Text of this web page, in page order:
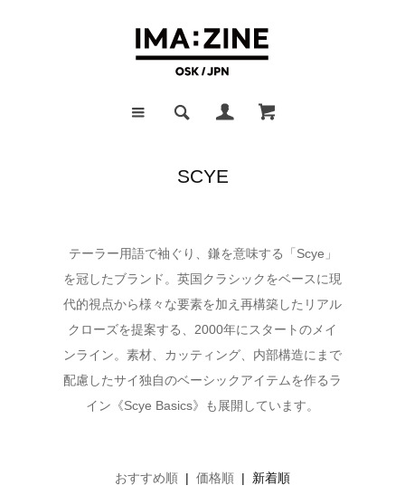
SCYE
テーラー用語で袖ぐり、鎌を意味する「Scye」
を冠したブランド。英国クラシックをベースに現
代的視点から様々な要素を加え再構築したリアル
クローズを提案する、2000年にスタートのメイ
ンライン。素材、カッティング、内部構造にまで
配慮したサイ独自のベーシックアイテムを作るラ
イン《Scye Basics》も展開しています。
おすすめ順 | 価格順 | 新着順